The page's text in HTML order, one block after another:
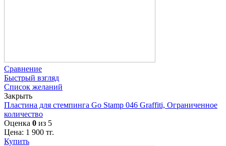
Сравнение
Быстрый взгляд
Список желаний
Закрыть
Пластина для стемпинга Go Stamp 046 Graffiti, Ограниченное
количество
Оценка 0 из 5
Цена: 1 900 тг.
Купить